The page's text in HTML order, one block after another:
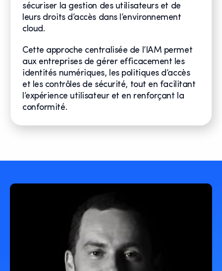
sécuriser la gestion des utilisateurs et de
leurs droits d’accès dans l’environnement
cloud.
Cette approche centralisée de l’IAM permet
aux entreprises de gérer efficacement les
identités numériques, les politiques d’accès
et les contrôles de sécurité, tout en facilitant
l’expérience utilisateur et en renforçant la
conformité.